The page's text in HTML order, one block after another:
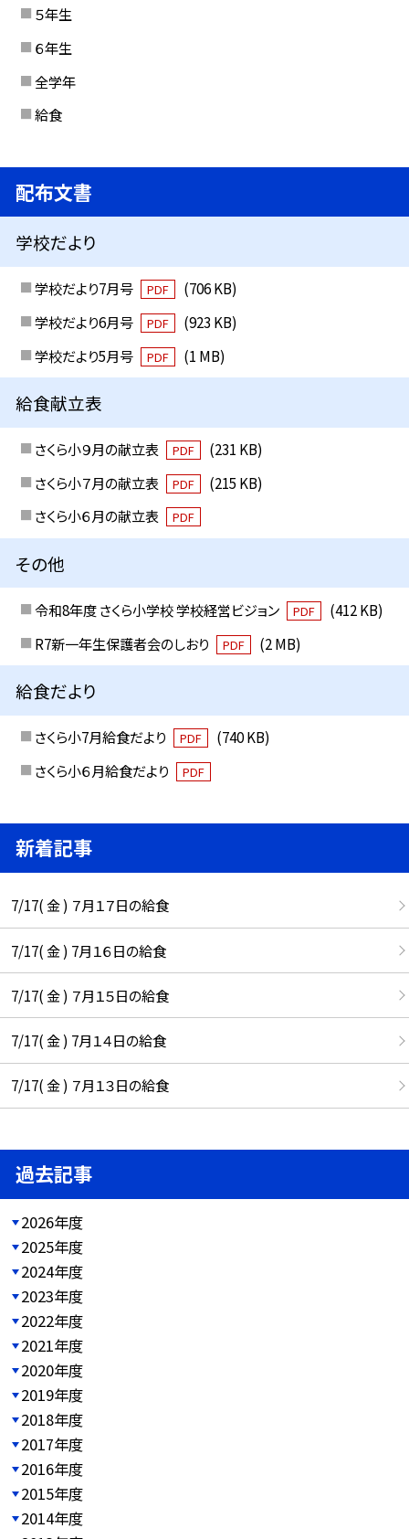
５年生
６年生
全学年
給食
配布文書
学校だより
学校だより7月号 PDF
(706 KB)
学校だより6月号
PDF
(923 KB)
学校だより5月号
PDF (1 MB)
給食献立表
さくら小９月の献立表 PDF
(231 KB)
さくら小７月の献立表
PDF
(215 KB)
さくら小６月の献立表
PDF
その他
令和8年度 さくら小学校 学校経営ビジョン PDF
(412 KB)
R7新一年生保護者会のしおり
PDF (2 MB)
給食だより
さくら小7月給食だより PDF
(740 KB)
さくら小６月給食だより
PDF
新着記事
7/17( 金 ) ７月１７日の給食
7/17( 金 ) 7月１６日の給食
7/17( 金 ) ７月１５日の給食
7/17( 金 ) 7月１４日の給食
7/17( 金 ) ７月１３日の給食
過去記事
2026年度
2025年度
2024年度
2023年度
2022年度
2021年度
2020年度
2019年度
2018年度
2017年度
2016年度
2015年度
2014年度